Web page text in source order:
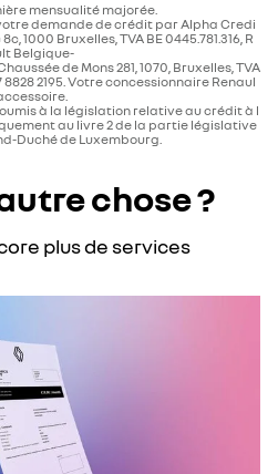
mensualité majorée.
demande de crédit par Alpha Credi
1000 Bruxelles, TVA BE 0445.781.316, R
Belgique-
de Mons 281, 1070, Bruxelles, TVA
8828 2195. Votre concessionnaire Renaul
à la législation relative au crédit à l
au livre 2 de la partie législative
Duché de Luxembourg.
chose ?
plus de services